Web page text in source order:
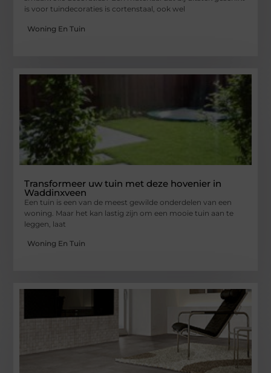
is voor tuindecoraties is cortenstaal, ook wel
Woning En Tuin
Transformeer uw tuin met deze hovenier in
Waddinxveen
Een tuin is een van de meest gewilde onderdelen van een
woning. Maar het kan lastig zijn om een mooie tuin aan te
leggen, laat
Woning En Tuin